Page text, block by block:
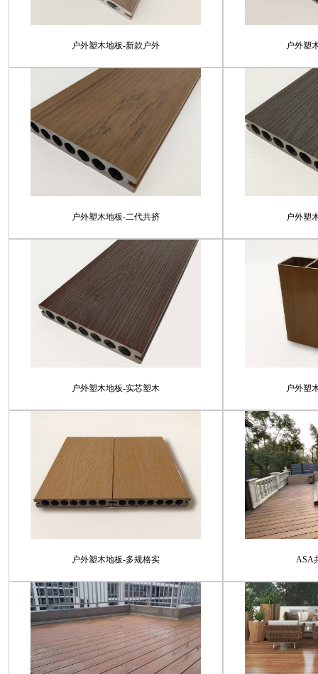
户外塑木地板-新款户外 户外塑
户外塑木地板-二代共挤 户外塑
户外塑木地板-实芯塑木 户外塑
户外塑木地板-多规格实 ASA